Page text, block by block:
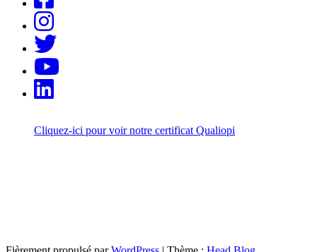
Cliquez-ici pour voir notre certificat Qualiopi